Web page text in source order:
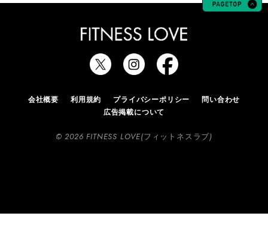
会社概要 利用規約 プライバシーポリシー
問い合わせ
広告掲載について
© 2026 FITNESS LOVE(フィットネスラブ)